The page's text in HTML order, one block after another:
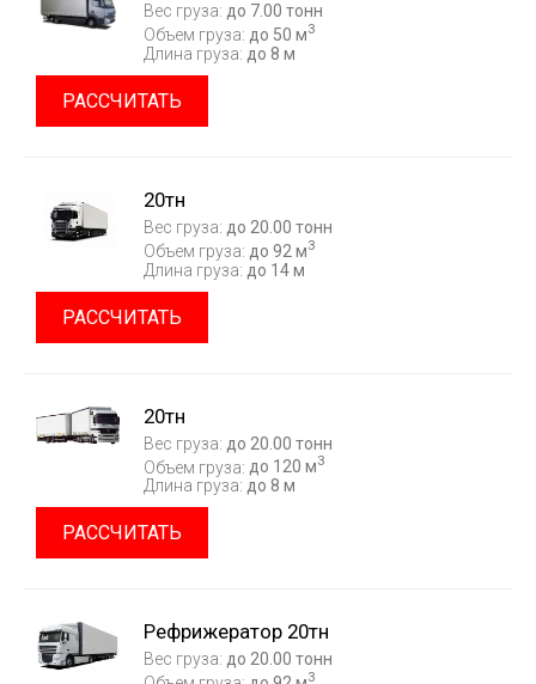
Вес груза: до 7.00 тонн
Объем груза: до 50 м3
Длина груза: до 8 м
РАССЧИТАТЬ
20тн
Вес груза: до 20.00 тонн
Объем груза: до 92 м3
Длина груза: до 14 м
РАССЧИТАТЬ
20тн
Вес груза: до 20.00 тонн
Объем груза: до 120 м3
Длина груза: до 8 м
РАССЧИТАТЬ
Рефрижератор 20тн
Вес груза: до 20.00 тонн
3